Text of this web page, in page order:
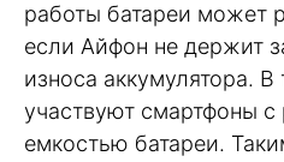
работы батареи может
если Айфон не держит
износа аккумулятора. В
участвуют смартфоны с
емкостью батареи.